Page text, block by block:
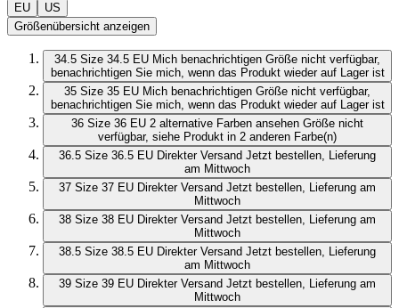
EU
US
Größenübersicht anzeigen
34.5 Size 34.5 EU Mich benachrichtigen Größe nicht verfügbar,
benachrichtigen Sie mich, wenn das Produkt wieder auf Lager ist
35 Size 35 EU Mich benachrichtigen Größe nicht verfügbar,
benachrichtigen Sie mich, wenn das Produkt wieder auf Lager ist
36 Size 36 EU 2 alternative Farben ansehen Größe nicht
verfügbar, siehe Produkt in 2 anderen Farbe(n)
36.5 Size 36.5 EU Direkter Versand Jetzt bestellen, Lieferung
am Mittwoch
37 Size 37 EU Direkter Versand Jetzt bestellen, Lieferung am
Mittwoch
38 Size 38 EU Direkter Versand Jetzt bestellen, Lieferung am
Mittwoch
38.5 Size 38.5 EU Direkter Versand Jetzt bestellen, Lieferung
am Mittwoch
39 Size 39 EU Direkter Versand Jetzt bestellen, Lieferung am
Mittwoch